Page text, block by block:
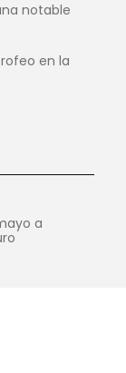
notable
en la
a